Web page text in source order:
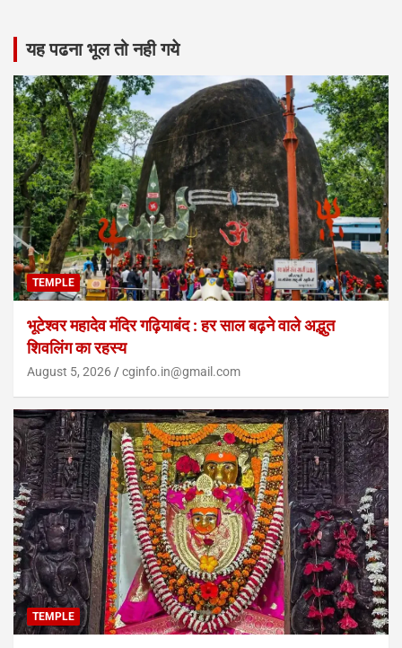
यह पढना भूल तो नही गये
TEMPLE
भूटेश्वर महादेव मंदिर गढ़ियाबंद : हर साल बढ़ने वाले अद्भुत
शिवलिंग का रहस्य
August 5, 2026 cginfo.in@gmail.com
TEMPLE